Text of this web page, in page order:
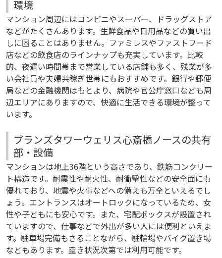
環境
マンション周辺にはコンビニやスーパー、ドラッグストア
などがたくさんあります。生鮮食品や日用品などの買い出
しに困ることはありません。ファミレスやファストフード
店などの飲食店のラインナップも充実しています。比較
的、夜遅い時間帯まで営業している店舗も多く、残業が多
い会社員や夫婦共稼ぎ世帯にもおすすめです。銀行や郵便
局などの金融機関はもとより、病院や官公庁窓口なども周
辺エリアにありますので、快適に生活できる環境が整って
います。
ブランズタワーウェリス心斎橋ノースの共有
部・設備
マンションは地上36階という高さであり、鉄筋コンクリー
ト構造です。耐震性や耐火性、耐衝撃性などの安全面にも
優れており、地震や火事などへの備えも万全といえるでし
ょう。エントランスはオートロックになっているため、女
性や子どもにも安心です。また、宅配ボックスが設置され
ていますので、仕事などで外出が多い人には便利といえま
す。駐車場完備もさることながら、駐輪場やバイク置き場
などもあります。空き状況次第では利用可能です。